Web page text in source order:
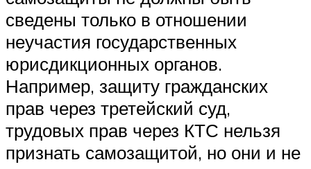
сведены только в отношении
неучастия государственных
юрисдикционных органов.
Например, защиту гражданских
прав через третейский суд,
трудовых прав через КТС нельзя
признать самозащитой, но они и не